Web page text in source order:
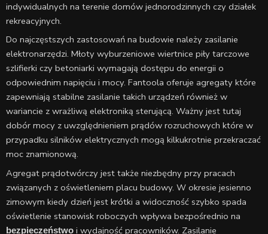
indywidualnych na terenie domów jednorodzinnych czy działek
rekreacyjnych.
Do najczęstszych zastosowań na budowie należy zasilanie
elektronarzędzi. Młoty wyburzeniowe wiertnice piły tarczowe
szlifierki czy betoniarki wymagają dostępu do energii o
odpowiednim napięciu i mocy. Fantoola oferuje agregaty które
zapewniają stabilne zasilanie takich urządzeń również w
wariancie z wrażliwą elektroniką sterującą. Ważny jest tutaj
dobór mocy z uwzględnieniem prądów rozruchowych które w
przypadku silników elektrycznych mogą kilkukrotnie przekraczać
moc znamionową.
Agregat prądotwórczy jest także niezbędny przy pracach
związanych z oświetleniem placu budowy. W okresie jesienno
zimowym kiedy dzień jest krótki a widoczność szybko spada
oświetlenie stanowisk roboczych wpływa bezpośrednio na
bezpieczeństwo i wydajność pracowników. Zasilanie